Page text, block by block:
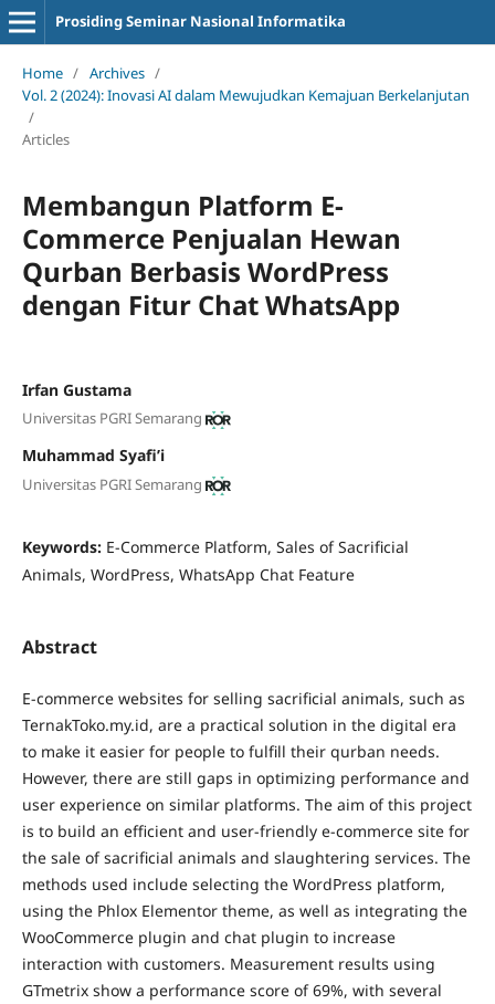
Prosiding Seminar Nasional Informatika
Home / Archives /
Vol. 2 (2024): Inovasi AI dalam Mewujudkan Kemajuan Berkelanjutan
/
Articles
Membangun Platform E-
Commerce Penjualan Hewan
Qurban Berbasis WordPress
dengan Fitur Chat WhatsApp
Irfan Gustama
Universitas PGRI Semarang
Muhammad Syafi’i
Universitas PGRI Semarang
Keywords: E-Commerce Platform, Sales of Sacrificial
Animals, WordPress, WhatsApp Chat Feature
Abstract
E-commerce websites for selling sacrificial animals, such as
TernakToko.my.id, are a practical solution in the digital era
to make it easier for people to fulfill their qurban needs.
However, there are still gaps in optimizing performance and
user experience on similar platforms. The aim of this project
is to build an efficient and user-friendly e-commerce site for
the sale of sacrificial animals and slaughtering services. The
methods used include selecting the WordPress platform,
using the Phlox Elementor theme, as well as integrating the
WooCommerce plugin and chat plugin to increase
interaction with customers. Measurement results using
GTmetrix show a performance score of 69%, with several